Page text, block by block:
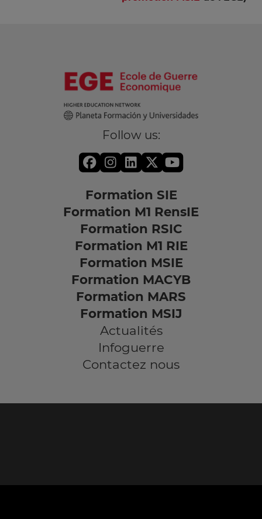
Follow us:
Formation SIE
Formation M1 RensIE
Formation RSIC
Formation M1 RIE
Formation MSIE
Formation MACYB
Formation MARS
Formation MSIJ
Actualités
Infoguerre
Contactez nous